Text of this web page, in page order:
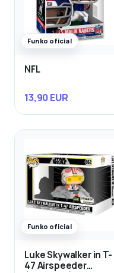
Funko oficial
NFL
13,90 EUR
Funko oficial
Luke Skywalker in T-
47 Airspeeder